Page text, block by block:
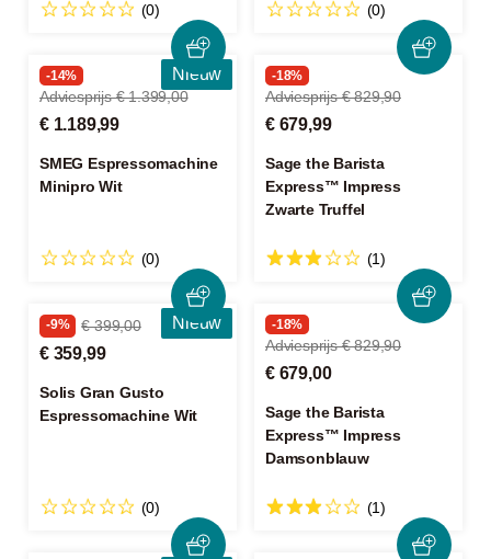
(0) (0)
Nieuw
-14%
Adviesprijs € 1.399,00
€ 1.189,99
SMEG Espressomachine
Minipro Wit
(0)
-18%
Adviesprijs € 829,90
€ 679,99
Sage the Barista
Express™ Impress
Zwarte Truffel
(1)
Nieuw
-9% € 399,00
€ 359,99
Solis Gran Gusto
Espressomachine Wit
(0)
-18%
Adviesprijs € 829,90
€ 679,00
Sage the Barista
Express™ Impress
Damsonblauw
(1)